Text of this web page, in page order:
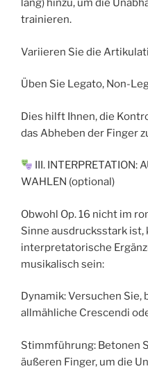
lang) hinzu, um die
trainieren.
Variieren Sie die
Üben Sie Legato, Non-
Dies hilft Ihnen, die
das Abheben der Finger
III. INTERPRETATION:
WAHLEN (optional)
Obwohl Op. 16 nicht im
Sinne ausdrucksstark ist,
interpretatorische
musikalisch sein:
Dynamik: Versuchen
allmähliche Crescendi
Stimmführung: Betonen
äußeren Finger, um die